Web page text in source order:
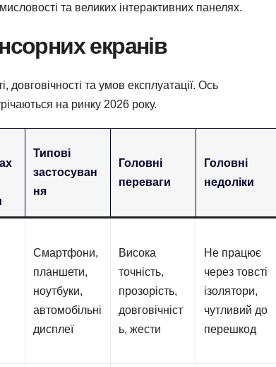
та великих інтерактивних панелях.
екранів
довговічності та умов експлуатації. Ось
на ринку 2026 року.
Типові
застосуван
ня
Головні
переваги
Головні
недоліки
Смартфони,
планшети,
ноутбуки,
автомобільні
дисплеї
Висока
точність,
прозорість,
довговічніст
ь, жести
Не працює
через товсті
ізолятори,
чутливий до
перешкод